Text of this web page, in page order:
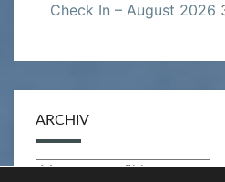
Check In – August 2026
ARCHIV
Archiv